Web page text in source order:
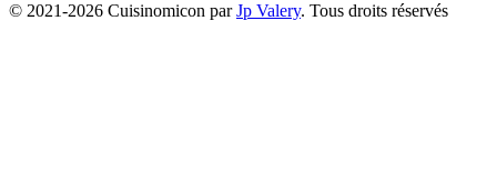
© 2021-2026 Cuisinomicon par Jp Valery. Tous droits réservés